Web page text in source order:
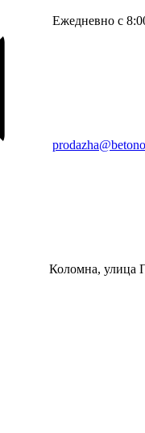
Ежедневно с
Коломна, улица